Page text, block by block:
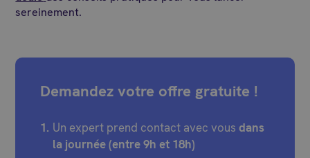
sereinement.
Demandez votre offre gratuite !
Un expert prend contact avec vous dans
la journée (entre 9h et 18h)